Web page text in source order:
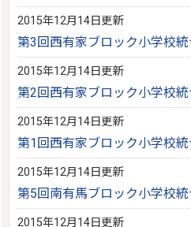
2015年12月14日更新
第3回西有家ブロック小学校
2015年12月14日更新
第2回西有家ブロック小学校
2015年12月14日更新
第1回西有家ブロック小学校
2015年12月14日更新
第5回南有馬ブロック小学校
2015年12月14日更新